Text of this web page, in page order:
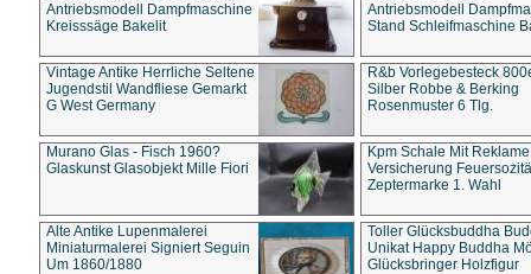
Antriebsmodell Dampfmaschine
Kreisssäge Bakelit
Antriebsmodell
Stand Schleifmaschine
Vintage Antike Herrliche Seltene
Jugendstil Wandfliese Gemarkt
G West Germany
R&b Vorlegebesteck
Silber Robbe & Berking
Rosenmuster 6 Tlg.
Murano Glas - Fisch 1960?
Glaskunst Glasobjekt Mille Fiori
Kpm Schale Mit Reklame
Versicherung
Zeptermarke 1. Wahl
Alte Antike Lupenmalerei
Miniaturmalerei Signiert Seguin
Um 1860/1880
Toller Glücksbuddha
Unikat Happy Buddha
Glücksbringer Holzfigur